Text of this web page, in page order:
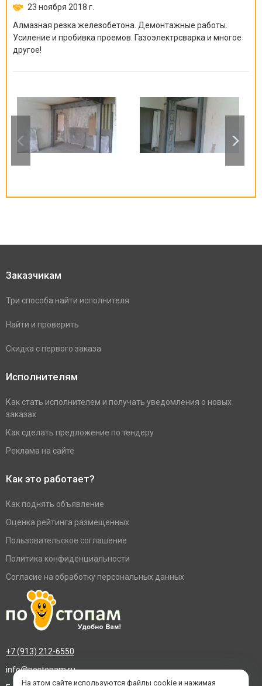
23 ноября 2018 г.
Алмазная резка железобетона. Демонтажные работы.
Усиление и пробивка проемов. Газоэлектрсварка и многое
другое!
Заказчикам
Три способа найти исполнителя
Найти и проверить
Скидка с первого заказа
Исполнителям
Как стать исполнителем и получать уведомления о новых
заказах
Как сделать предложение по тендеру
Реклама на сайте
Как это работает?
Как поднять объявление
Оценка рейтинга размещенных
Пользовательское соглашение
Политика конфиденциальности
Согласие на обработку персональных данных
+7 (913) 212-6550
info@postopam.ru
На этом сайте используются файлы cookie и нажимая